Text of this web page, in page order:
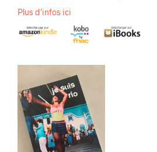
Plus d’infos ici